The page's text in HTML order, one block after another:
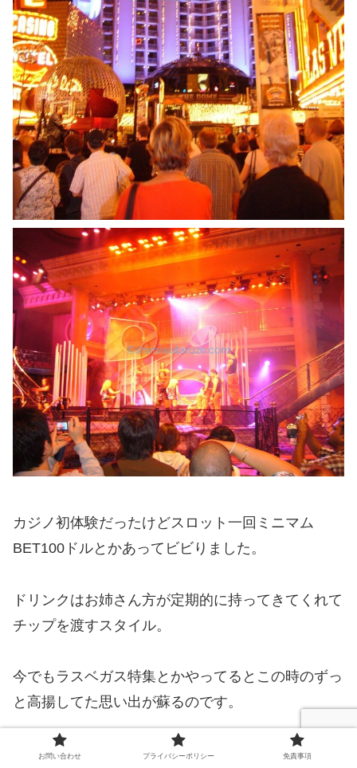
カジノ初体験だったけどスロット一回ミニマム
BET100ドルとかあってビビりました。
ドリンクはお姉さん方が定期的に持ってきてくれて
チップを渡すスタイル。
今でもラスベガス特集とかやってるとこの時のずっ
と高揚してた思い出が蘇るのです。
ありがとうラスベガス。
お問い合わせ プライバシーポリシー 免責事項